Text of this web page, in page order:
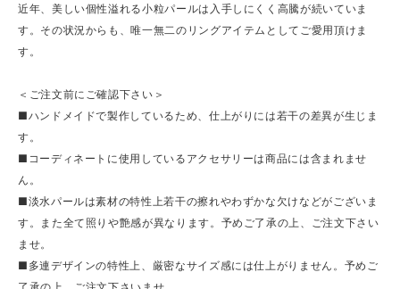
近年、美しい個性溢れる小粒パールは入手しにくく高騰が続いていま
す。その状況からも、唯一無二のリングアイテムとしてご愛用頂けま
す。
＜ご注文前にご確認下さい＞
■ハンドメイドで製作しているため、仕上がりには若干の差異が生じま
す。
■コーディネートに使用しているアクセサリーは商品には含まれませ
ん。
■淡水パールは素材の特性上若干の擦れやわずかな欠けなどがございま
す。また全て照りや艶感が異なります。予めご了承の上、ご注文下さい
ませ。
■多連デザインの特性上、厳密なサイズ感には仕上がりません。予めご